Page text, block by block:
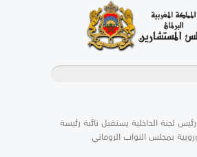
لجنة الداخلية يستقبل نائبة رئيسة
بمجلس النواب الروماني